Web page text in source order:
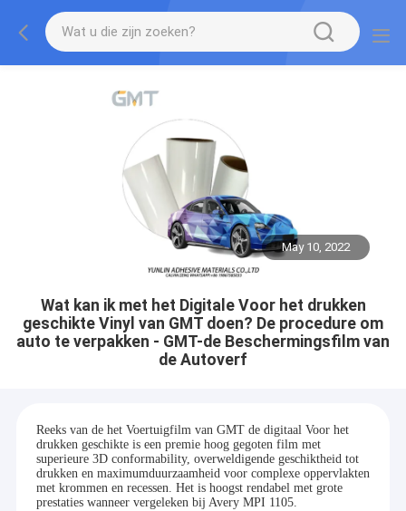
May 10, 2022
Wat kan ik met het Digitale Voor het drukken
geschikte Vinyl van GMT doen? De procedure om
auto te verpakken - GMT-de Beschermingsfilm van
de Autoverf
Reeks van de het Voertuigfilm van GMT de digitaal Voor het
drukken geschikte is een premie hoog gegoten film met
superieure 3D conformability, overweldigende geschiktheid tot
drukken en maximumduurzaamheid voor complexe oppervlakten
met krommen en recessen. Het is hoogst rendabel met grote
prestaties wanneer vergeleken bij Avery MPI 1105.